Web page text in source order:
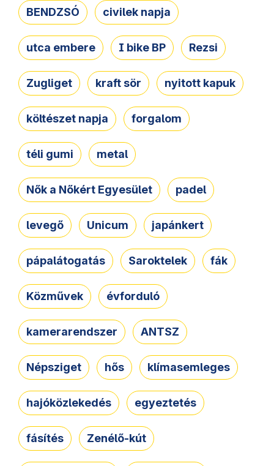
BENDZSÓ civilek napja
utca embere I bike BP Rezsi
Zugliget kraft sör nyitott kapuk
költészet napja forgalom
téli gumi metal
Nők a Nőkért Egyesület padel
levegő Unicum japánkert
pápalátogatás Saroktelek fák
Közművek évforduló
kamerarendszer ANTSZ
Népsziget hős klímasemleges
hajóközlekedés egyeztetés
fásítés Zenélő-kút